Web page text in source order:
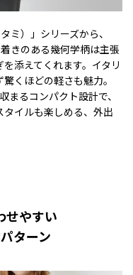
ミ）」シリーズから、
きのある幾何学柄は主張
添えてくれます。イタリ
くほどの軽さも魅力。
まるコンパクト設計で、
イルも楽しめる、外出
せやすい
ターン